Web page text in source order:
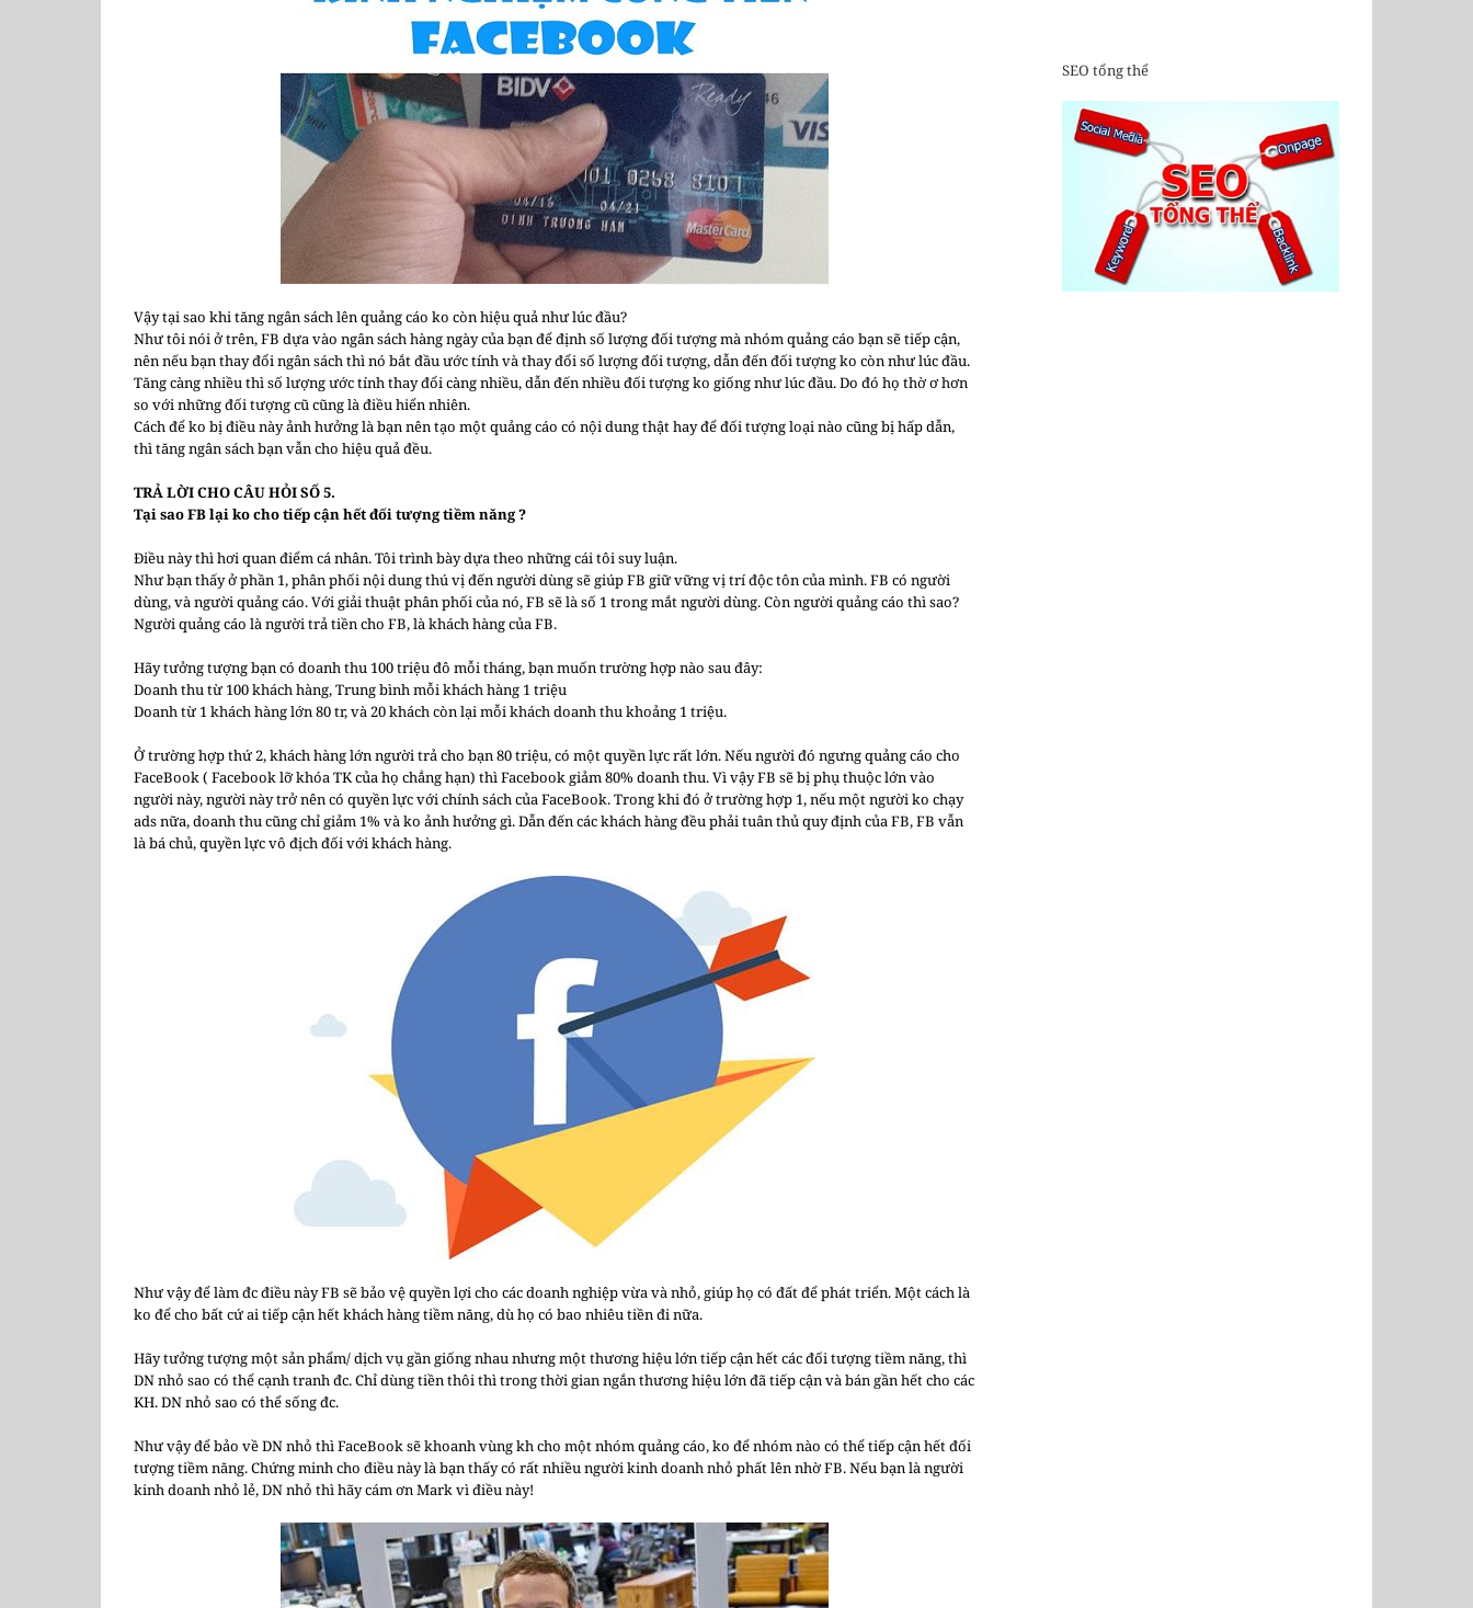
Vậy tại sao khi tăng ngân sách lên quảng cáo ko còn hiệu quả như lúc đầu?
Như tôi nói ở trên, FB dựa vào ngân sách hàng ngày của bạn để định số lượng đối tượng mà nhóm quảng cáo bạn sẽ tiếp cận,
nên nếu bạn thay đổi ngân sách thì nó bắt đầu ước tính và thay đổi số lượng đối tượng, dẫn đến đối tượng ko còn như lúc đầu.
Tăng càng nhiều thì số lượng ước tính thay đổi càng nhiều, dẫn đến nhiều đối tượng ko giống như lúc đầu. Do đó họ thờ ơ hơn
so với những đối tượng cũ cũng là điều hiển nhiên.
Cách để ko bị điều này ảnh hưởng là bạn nên tạo một quảng cáo có nội dung thật hay để đối tượng loại nào cũng bị hấp dẫn,
thì tăng ngân sách bạn vẫn cho hiệu quả đều.
TRẢ LỜI CHO CÂU HỎI SỐ 5.
Tại sao FB lại ko cho tiếp cận hết đối tượng tiềm năng ?
Điều này thì hơi quan điểm cá nhân. Tôi trình bày dựa theo những cái tôi suy luận.
Như bạn thấy ở phần 1, phân phối nội dung thú vị đến người dùng sẽ giúp FB giữ vững vị trí độc tôn của mình. FB có người
dùng, và người quảng cáo. Với giải thuật phân phối của nó, FB sẽ là số 1 trong mắt người dùng. Còn người quảng cáo thì sao?
Người quảng cáo là người trả tiền cho FB, là khách hàng của FB.
Hãy tưởng tượng bạn có doanh thu 100 triệu đô mỗi tháng, bạn muốn trường hợp nào sau đây:
Doanh thu từ 100 khách hàng, Trung bình mỗi khách hàng 1 triệu
Doanh từ 1 khách hàng lớn 80 tr, và 20 khách còn lại mỗi khách doanh thu khoảng 1 triệu.
Ở trường hợp thứ 2, khách hàng lớn người trả cho bạn 80 triệu, có một quyền lực rất lớn. Nếu người đó ngưng quảng cáo cho
FaceBook ( Facebook lỡ khóa TK của họ chẳng hạn) thì Facebook giảm 80% doanh thu. Vì vậy FB sẽ bị phụ thuộc lớn vào
người này, người này trở nên có quyền lực với chính sách của FaceBook. Trong khi đó ở trường hợp 1, nếu một người ko chạy
ads nữa, doanh thu cũng chỉ giảm 1% và ko ảnh hưởng gì. Dẫn đến các khách hàng đều phải tuân thủ quy định của FB, FB vẫn
là bá chủ, quyền lực vô địch đối với khách hàng.
Như vậy để làm đc điều này FB sẽ bảo vệ quyền lợi cho các doanh nghiệp vừa và nhỏ, giúp họ có đất để phát triển. Một cách là
ko để cho bất cứ ai tiếp cận hết khách hàng tiềm năng, dù họ có bao nhiêu tiền đi nữa.
Hãy tưởng tượng một sản phẩm/ dịch vụ gần giống nhau nhưng một thương hiệu lớn tiếp cận hết các đối tượng tiềm năng, thì
DN nhỏ sao có thể cạnh tranh đc. Chỉ dùng tiền thôi thì trong thời gian ngắn thương hiệu lớn đã tiếp cận và bán gần hết cho các
KH. DN nhỏ sao có thể sống đc.
Như vậy để bảo về DN nhỏ thì FaceBook sẽ khoanh vùng kh cho một nhóm quảng cáo, ko để nhóm nào có thể tiếp cận hết đối
tượng tiềm năng. Chứng minh cho điều này là bạn thấy có rất nhiều người kinh doanh nhỏ phất lên nhờ FB. Nếu bạn là người
kinh doanh nhỏ lẻ, DN nhỏ thì hãy cám ơn Mark vì điều này!
SEO tổng thể